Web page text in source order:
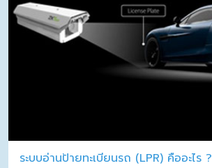
ระบบอ่านป้ายทะเบียนรถ (LPR) คืออะไร ?